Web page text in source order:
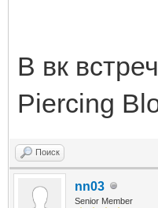
В вк
Piercing
Поиск
nn03
Senior Member